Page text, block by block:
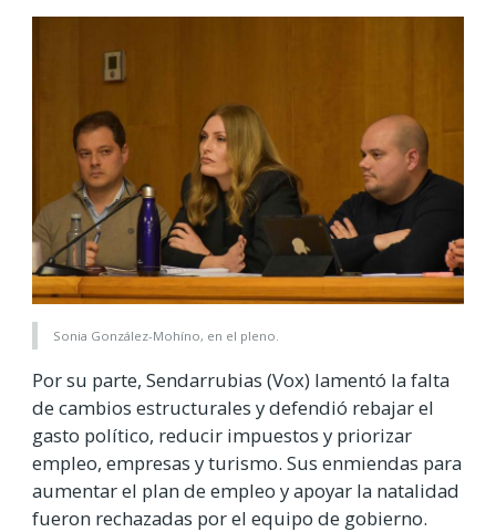
Sonia González-Mohíno, en el pleno.
Por su parte, Sendarrubias (Vox) lamentó la falta
de cambios estructurales y defendió rebajar el
gasto político, reducir impuestos y priorizar
empleo, empresas y turismo. Sus enmiendas para
aumentar el plan de empleo y apoyar la natalidad
fueron rechazadas por el equipo de gobierno.